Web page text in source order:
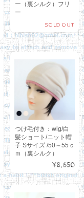
ー（裏シルク）フリ
ー
SOLD OUT
つけ毛付き：wig/白
髪ショート/ニット帽
子 Sサイズ /50～55ｃ
ｍ（裏シルク）
¥8,650